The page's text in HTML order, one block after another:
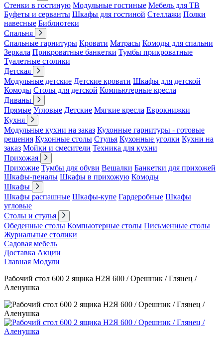
Стенки в гостиную Модульные гостиные Мебель для ТВ
Буфеты и серванты Шкафы для гостиной Стеллажи Полки
навесные Библиотеки
Спальня
Спальные гарнитуры Кровати Матрасы Комоды для спальни
Зеркала Прикроватные банкетки Тумбы прикроватные
Туалетные столики
Детская
Модульные детские Детские кровати Шкафы для детской
Комоды Столы для детской Компьютерные кресла
Диваны
Прямые Угловые Детские Мягкие кресла Еврокнижки
Кухня
Модульные кухни на заказ Кухонные гарнитуры - готовые
решения Кухонные столы Стулья Кухонные уголки Кухни на
заказ Мойки и смесители Техника для кухни
Прихожая
Прихожие Тумбы для обуви Вешалки Банкетки для прихожей
Шкафы-пеналы Шкафы в прихожую Комоды
Шкафы
Шкафы распашные Шкафы-купе Гардеробные Шкафы
угловые
Столы и стулья
Обеденные столы Компьютерные столы Письменные столы
Журнальные столики
Садовая мебель
Доставка Акции
Главная Модули
Рабочий стол 600 2 ящика Н2Я 600 / Орешник / Глянец /
Аленушка